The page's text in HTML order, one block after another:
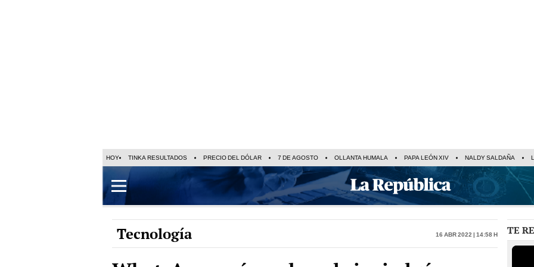
HOY TINKA RESULTADOS PRECIO DEL DÓLAR 7 DE AGOSTO OLLANTA HUMALA PAPA LEÓN XIV NALDY SALDAÑA
Tecnología 16 Abr 2022 | 14:58 h TE